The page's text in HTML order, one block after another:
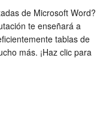
de Microsoft Word?
te enseñará a
tablas de
más. ¡Haz clic para